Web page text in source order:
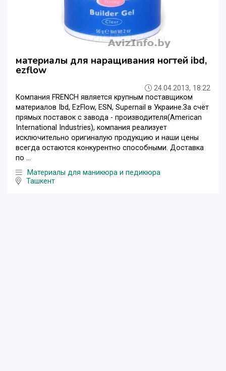
материалы для наращивания ногтей ibd,
ezflow
24.04.2013, 18:22
Компания FRENCH является крупным поставщиком
материалов Ibd, EzFlow, ESN, Supernail в Украине.За счёт
прямых поставок с завода - производителя(American
International Industries), компания реализует
исключительно оригиналую продукцию и наши цены
всегда остаются конкурентно способными. Доставка
по ...
Материалы для маникюра и педикюра
Ташкент